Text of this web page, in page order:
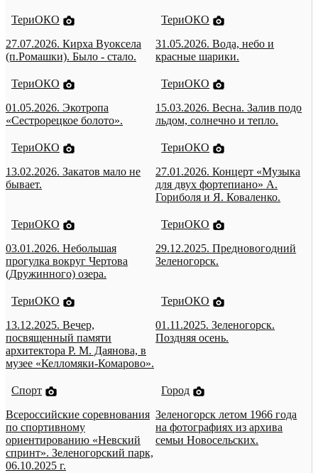
ТериОКО
27.07.2026. Кирха Вуоксела
(п.Ромашки). Было - стало.
ТериОКО
31.05.2026. Вода, небо и
красные шарики.
ТериОКО
01.05.2026. Экотропа
«Сестрорецкое болото».
ТериОКО
15.03.2026. Весна. Залив подо
льдом, солнечно и тепло.
ТериОКО
13.02.2026. Закатов мало не
бывает.
ТериОКО
27.01.2026. Концерт «Музыка
для двух фортепиано» А.
Гориболя и Я. Коваленко.
ТериОКО
03.01.2026. Небольшая
прогулка вокруг Чертова
(Дружинного) озера.
ТериОКО
29.12.2025. Предновогодний
Зеленогорск.
ТериОКО
13.12.2025. Вечер,
посвященный памяти
архитектора Р. М. Даянова, в
музее «Келломяки-Комарово».
ТериОКО
01.11.2025. Зеленогорск.
Поздняя осень.
Спорт
Всероссийские соревнования
по спортивному
ориентированию «Невский
спринт». Зеленогорский парк,
06.10.2025 г.
Город
Зеленогорск летом 1966 года
на фотографиях из архива
семьи Новосельских.